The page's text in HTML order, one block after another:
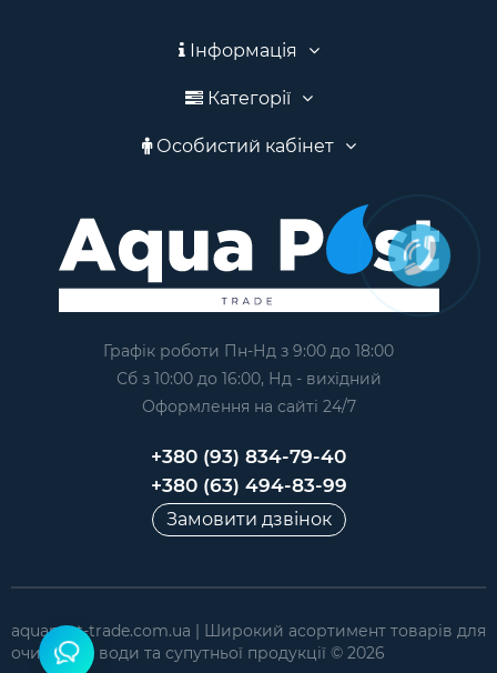
Інформація
Категорії
Особистий кабінет
Графік роботи Пн-Нд з 9:00 до 18:00
Сб з 10:00 до 16:00, Нд - вихідний
Оформлення на сайтi 24/7
+380 (93) 834-79-40
+380 (63) 494-83-99
Замовити дзвінок
aquapost-trade.com.ua | Широкий асортимент товарів для
очищення води та супутньої продукції © 2026